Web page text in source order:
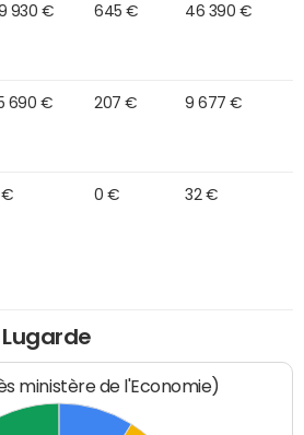
930 € 645 € 46 390 €
690 € 207 € 9 677 €
€ 0 € 32 €
ministère de l'Economie)